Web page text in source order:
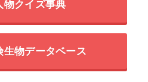
物クイズ事典
生物データベース